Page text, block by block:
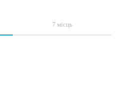
7 місць